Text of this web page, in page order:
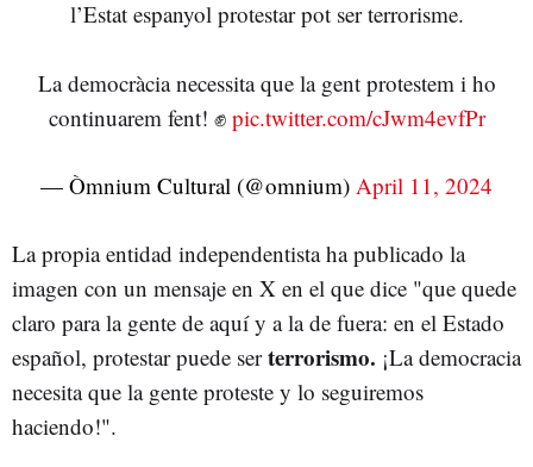
l’Estat espanyol protestar pot ser terrorisme.
La democràcia necessita que la gent protestem i ho
continuarem fent! ✊ pic.twitter.com/cJwm4evfPr
— Òmnium Cultural (@omnium) April 11, 2024
La propia entidad independentista ha publicado la
imagen con un mensaje en X en el que dice "que quede
claro para la gente de aquí y a la de fuera: en el Estado
español, protestar puede serterrorismo. ¡La democracia
necesita que la gente proteste y lo seguiremos
haciendo!".